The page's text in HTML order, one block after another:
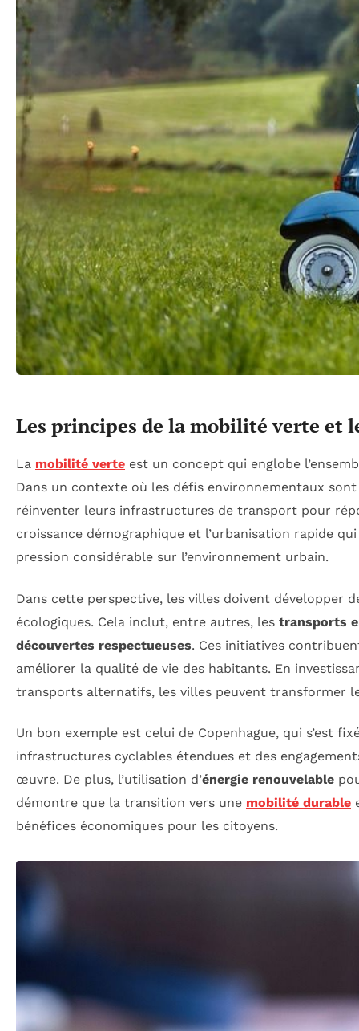
Les principes de la mobilité verte et
La mobilité verte est un concept qui englobe
Dans un contexte où les défis environnementaux
réinventer leurs infrastructures de transport pour
croissance démographique et l’urbanisation rapide
pression considérable sur l’environnement urbain.
Dans cette perspective, les villes doivent développer
écologiques. Cela inclut, entre autres, les transports
découvertes respectueuses. Ces initiatives
améliorer la qualité de vie des habitants. En
transports alternatifs, les villes peuvent transformer
Un bon exemple est celui de Copenhague, qui s’est
infrastructures cyclables étendues et des
œuvre. De plus, l’utilisation d’énergie renouvelable
démontre que la transition vers une mobilité durable
bénéfices économiques pour les citoyens.